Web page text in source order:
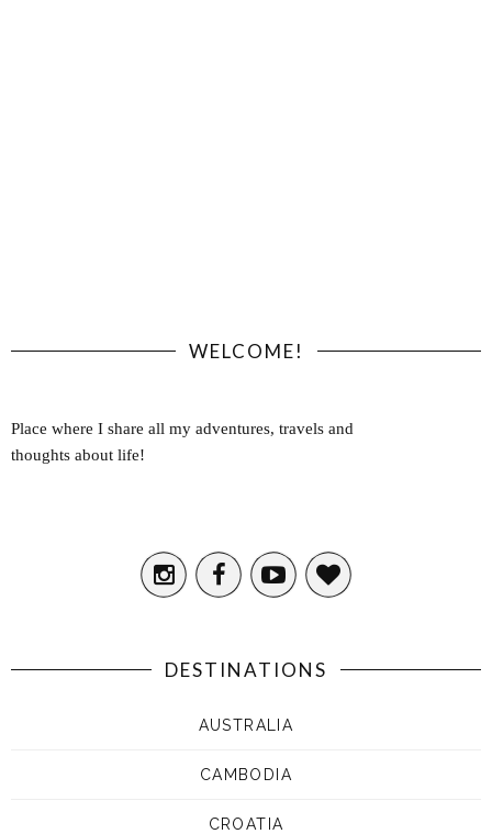
WELCOME!
Place where I share all my adventures, travels and
thoughts about life!
DESTINATIONS
AUSTRALIA
CAMBODIA
CROATIA